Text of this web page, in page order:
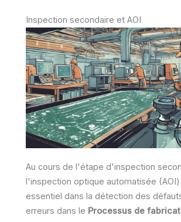
Inspection secondaire et AOI
Au cours de l'étape d'inspection
l'inspection optique automatisée
essentiel dans la détection des
erreurs dans le Processus de